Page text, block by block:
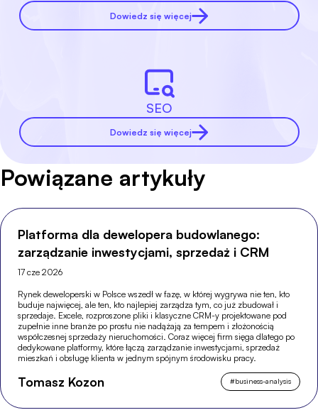
Dowiedz się więcej
SEO
Dowiedz się więcej
Powiązane artykuły
Platforma dla dewelopera budowlanego:
zarządzanie inwestycjami, sprzedaż i CRM
17 cze 2026
Rynek deweloperski w Polsce wszedł w fazę, w której wygrywa nie ten, kto
buduje najwięcej, ale ten, kto najlepiej zarządza tym, co już zbudował i
sprzedaje. Excele, rozproszone pliki i klasyczne CRM-y projektowane pod
zupełnie inne branże po prostu nie nadążają za tempem i złożonością
współczesnej sprzedaży nieruchomości. Coraz więcej firm sięga dlatego po
dedykowane platformy, które łączą zarządzanie inwestycjami, sprzedaż
mieszkań i obsługę klienta w jednym spójnym środowisku pracy.
Tomasz Kozon #business-analysis